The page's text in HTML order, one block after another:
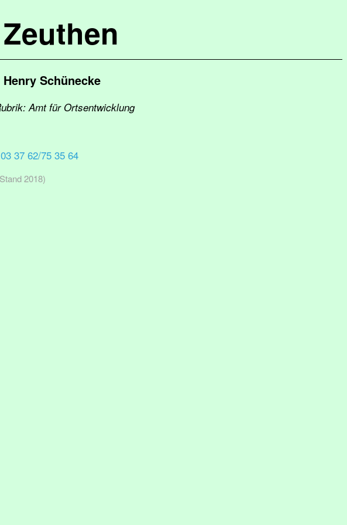
Schünecke
Amt für Ortsentwicklung
03 37 62/75 35 64
2018)